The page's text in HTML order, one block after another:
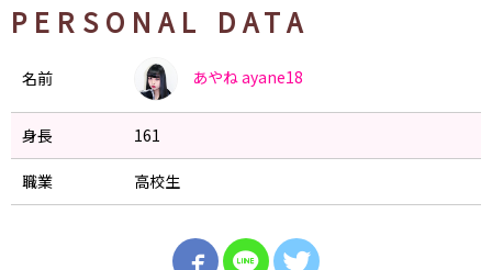
PERSONAL DATA
名前 あやねayane18
身長 161
職業 高校生